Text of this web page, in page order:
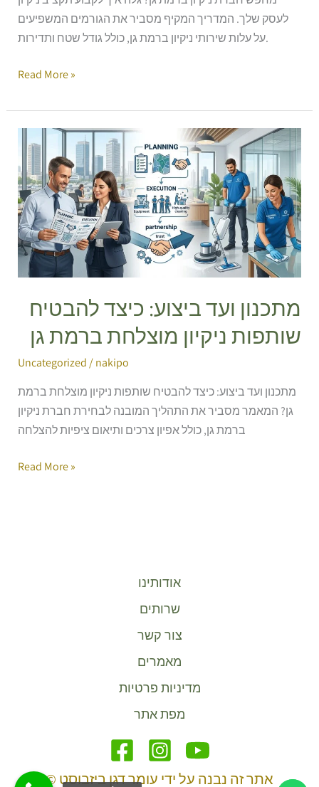
לעסק שלך. המדריך המקיף מסביר את הגורמים המשפיעים
על עלות שירותי ניקיון ברמת גן, כולל גודל שטח ותדירות.
Read More »
מתכנון ועד ביצוע: כיצד להבטיח
שותפות ניקיון מוצלחת ברמת גן
Uncategorized/nakipo
מתכנון ועד ביצוע: כיצד להבטיח שותפות ניקיון מוצלחת ברמת
גן? המאמר מסביר את התהליך המובנה לבחירת חברת ניקיון
ברמת גן, כולל אפיון צרכים ותיאום ציפיות להצלחה
ועד
ביצוע:
כיצד
להבטיח
שותפות
ניקיון
מוצלחת
Read More »
אודותינו
שרותים
צור קשר
מאמרים
מדיניות פרטיות
מפת אתר
אתר זה נבנה על ידי עומר דגן ביזבוסט ©